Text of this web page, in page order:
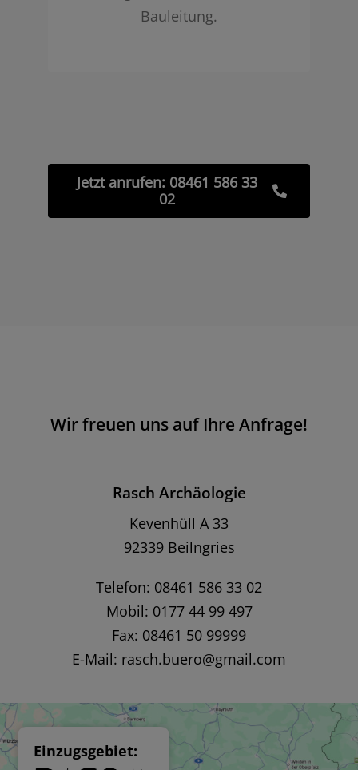
Bauleitung.
Jetzt anrufen: 08461 586 33
02
Wir freuen uns auf Ihre Anfrage!
Rasch Archäologie
Kevenhüll A 33
92339 Beilngries
Telefon: 08461 586 33 02
Mobil: 0177 44 99 497
Fax: 08461 50 99999
E-Mail: rasch.buero@gmail.com
Einzugsgebiet: